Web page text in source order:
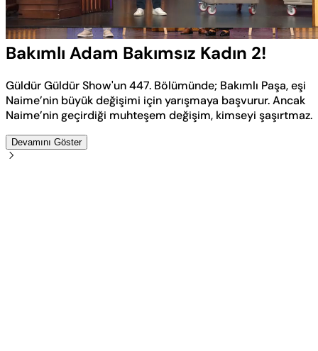
Sesi
Aç
Oynatma
Hızı
Bakımlı Adam Bakımsız Kadın 2!
Güldür Güldür Show'un 447. Bölümünde; Bakımlı Paşa, eşi
Naime’nin büyük değişimi için yarışmaya başvurur. Ancak
Naime’nin geçirdiği muhteşem değişim, kimseyi şaşırtmaz.
Devamını Göster